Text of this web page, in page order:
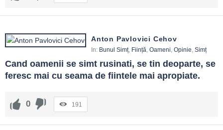
Anton Pavlovici Cehov
In: Bunul Simț, Ființă, Oameni, Opinie, Simț
Cand oamenii se simt rusinati, se tin deoparte, se
feresc mai cu seama de fiintele mai apropiate.
0 191